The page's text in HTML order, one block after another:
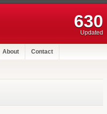
630
Updated
About Contact